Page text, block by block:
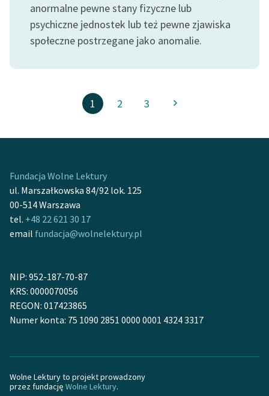
anormalne pewne stany fizyczne lub
psychiczne jednostek lub też pewne zjawiska
społeczne postrzegane jako anomalie.
1 2 3
Fundacja Wolne Lektury
ul. Marszałkowska 84/92 lok. 125
00-514 Warszawa
tel. +48 22 621 30 17
email fundacja@wolnelektury.pl
NIP: 952-187-70-87
KRS: 0000070056
REGON: 017423865
Numer konta: 75 1090 2851 0000 0001 4324 3317
Wolne Lektury to projekt prowadzony
przez fundację Wolne Lektury.